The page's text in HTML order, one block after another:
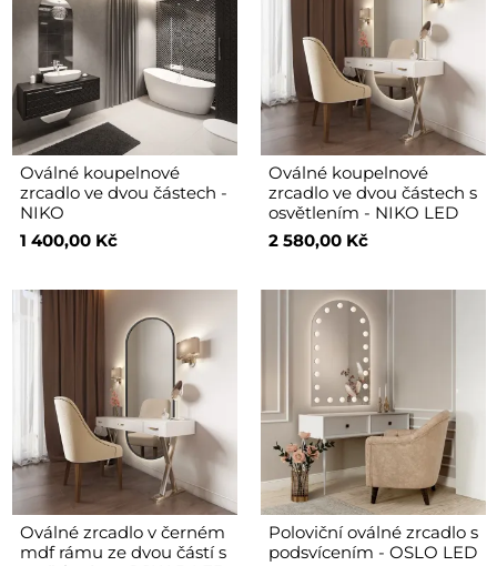
Oválné koupelnové
zrcadlo ve dvou částech -
NIKO
1 400,00 Kč
Oválné koupelnové
zrcadlo ve dvou částech s
osvětlením - NIKO LED
2 580,00 Kč
Oválné zrcadlo v černém
mdf rámu ze dvou částí s
Poloviční oválné zrcadlo s
podsvícením - OSLO LED